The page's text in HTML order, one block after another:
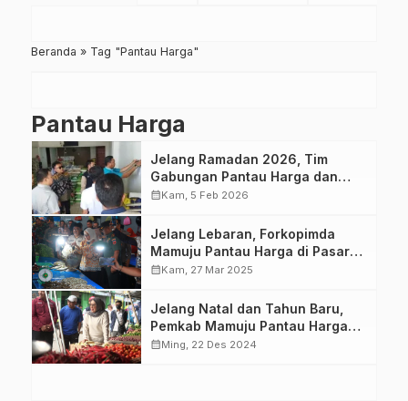
Beranda » Tag "Pantau Harga"
Pantau Harga
Jelang Ramadan 2026, Tim
Gabungan Pantau Harga dan
Stok Pangan di Mamuju
calendar_monthKam, 5 Feb 2026
Jelang Lebaran, Forkopimda
Mamuju Pantau Harga di Pasar
Sentral Mamuju
calendar_monthKam, 27 Mar 2025
Jelang Natal dan Tahun Baru,
Pemkab Mamuju Pantau Harga
Bapok di Pasar Baru
calendar_monthMing, 22 Des 2024